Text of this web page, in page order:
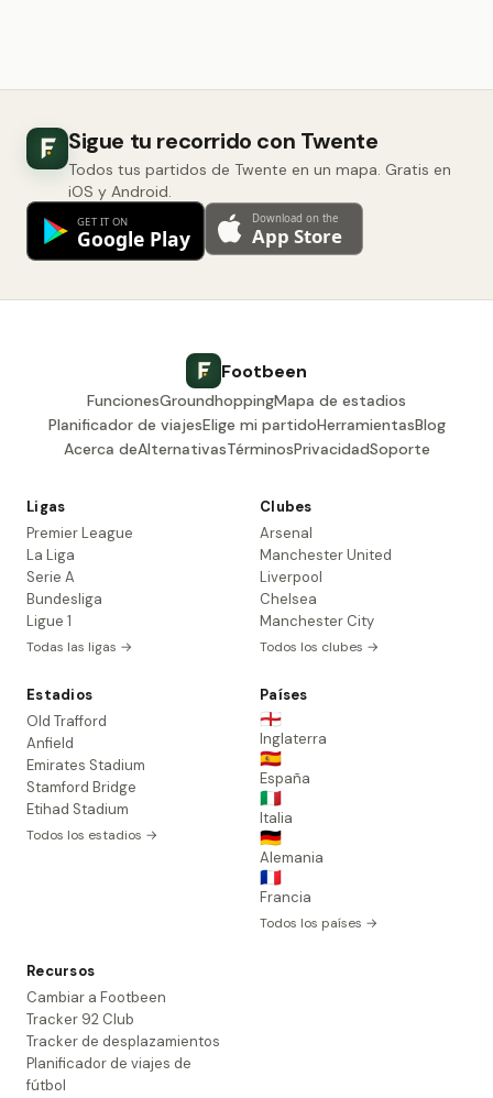
Sigue tu recorrido con Twente
Todos tus partidos de Twente en un mapa. Gratis en
iOS y Android.
Footbeen
FuncionesGroundhoppingMapa de estadios
Planificador de viajesElige mi partidoHerramientasBlog
Acerca deAlternativasTérminosPrivacidadSoporte
Ligas
Premier League
La Liga
Serie A
Bundesliga
Ligue 1
Todas las ligas →
Clubes
Arsenal
Manchester United
Liverpool
Chelsea
Manchester City
Todos los clubes →
Estadios
Old Trafford
Anfield
Emirates Stadium
Stamford Bridge
Etihad Stadium
Todos los estadios →
Países
🏴󠁧󠁢󠁥󠁮󠁧󠁿
Inglaterra
🇪🇸
España
🇮🇹
Italia
🇩🇪
Alemania
🇫🇷
Francia
Todos los países →
Recursos
Cambiar a Footbeen
Tracker 92 Club
Tracker de desplazamientos
Planificador de viajes de
fútbol